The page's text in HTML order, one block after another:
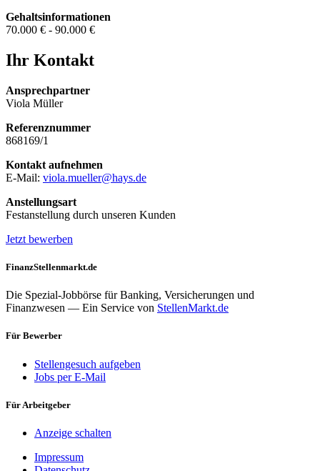
Gehaltsinformationen
70.000 € - 90.000 €
Ihr Kontakt
Ansprechpartner
Viola Müller
Referenznummer
868169/1
Kontakt aufnehmen
E-Mail: viola.mueller@hays.de
Anstellungsart
Festanstellung durch unseren Kunden
Jetzt bewerben
FinanzStellenmarkt.de
Die Spezial-Jobbörse für Banking, Versicherungen und
Finanzwesen — Ein Service von StellenMarkt.de
Für Bewerber
Stellengesuch aufgeben
Jobs per E-Mail
Für Arbeitgeber
Anzeige schalten
Impressum